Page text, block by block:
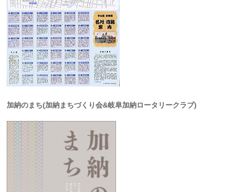
加納のまち(加納まちづくり会&岐阜加納ロータリークラブ)